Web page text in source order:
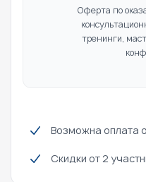
Оферта по
тренинги,
Возможна оплата
Скидки от 2